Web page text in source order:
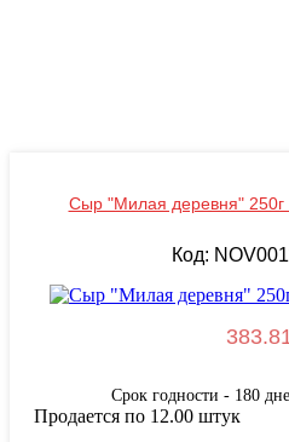
Сыр "Милая деревня"
Код:
Срок годности - 180
Продается по 12.00 штук